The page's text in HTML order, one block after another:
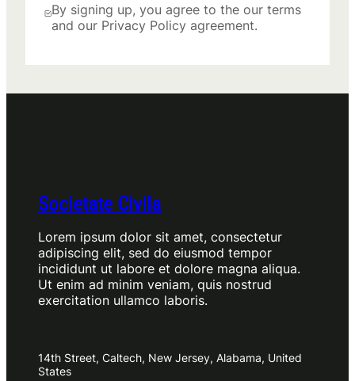
By signing up, you agree to the our terms
and our Privacy Policy agreement.
Societate Civila
Lorem ipsum dolor sit amet, consectetur
adipiscing elit, sed do eiusmod tempor
incididunt ut labore et dolore magna aliqua.
Ut enim ad minim veniam, quis nostrud
exercitation ullamco laboris.
14th Street, Caltech, New Jersey, Alabama, United
States